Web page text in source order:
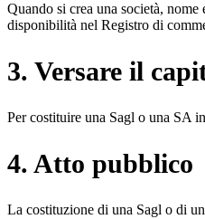
Quando si crea una società,
disponibilità nel Registro di
3. Versare il
Per costituire una Sagl o una SA
4. Atto pubblico
La costituzione di una Sagl o di